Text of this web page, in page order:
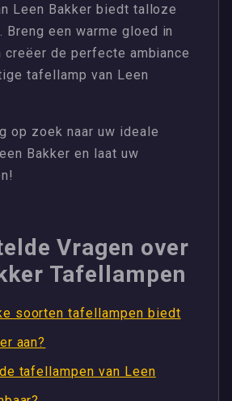
Leen Bakker biedt talloze
Breng een warme gloed in
creëer de perfecte ambiance
tafellamp van Leen
op zoek naar uw ideale
Bakker en laat uw
Vragen over
Tafellampen
soorten tafellampen biedt
aan?
tafellampen van Leen